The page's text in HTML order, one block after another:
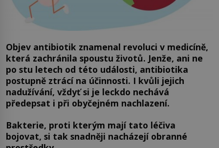
Objev antibiotik znamenal revoluci v medicíně,
která zachránila spoustu životů. Jenže, ani ne
po stu letech od této události, antibiotika
postupně ztrácí na účinnosti. I kvůli jejich
nadužívání, vždyť si je leckdo nechává
předepsat i při obyčejném nachlazení.
Bakterie, proti kterým mají tato léčiva
bojovat, si tak snadněji nacházejí obranné